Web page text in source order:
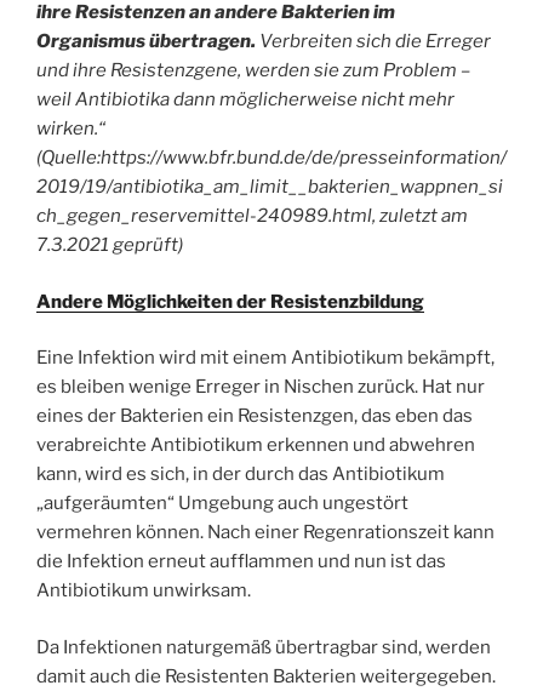
ihre Resistenzen an andere Bakterien im
Organismus übertragen. Verbreiten sich die Erreger
und ihre Resistenzgene, werden sie zum Problem –
weil Antibiotika dann möglicherweise nicht mehr
wirken.“
(Quelle:https://www.bfr.bund.de/de/presseinformation/
2019/19/antibiotika_am_limit__bakterien_wappnen_si
ch_gegen_reservemittel-240989.html, zuletzt am
7.3.2021 geprüft)
Andere Möglichkeiten der Resistenzbildung
Eine Infektion wird mit einem Antibiotikum bekämpft,
es bleiben wenige Erreger in Nischen zurück. Hat nur
eines der Bakterien ein Resistenzgen, das eben das
verabreichte Antibiotikum erkennen und abwehren
kann, wird es sich, in der durch das Antibiotikum
„aufgeräumten“ Umgebung auch ungestört
vermehren können. Nach einer Regenrationszeit kann
die Infektion erneut aufflammen und nun ist das
Antibiotikum unwirksam.
Da Infektionen naturgemäß übertragbar sind, werden
damit auch die Resistenten Bakterien weitergegeben.